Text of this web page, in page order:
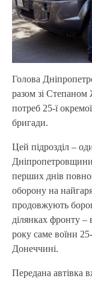
Голова
разом зі Степаном
потреб 25-ї
бригади.
Цей підрозділ –
Дніпропетровщини
перших днів
оборону на
продовжують
ділянках фронту
року саме воїни
Донеччині.
Передана автівка